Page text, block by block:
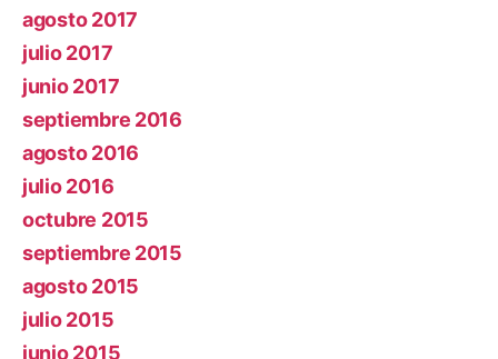
agosto 2017
julio 2017
junio 2017
septiembre 2016
agosto 2016
julio 2016
octubre 2015
septiembre 2015
agosto 2015
julio 2015
junio 2015